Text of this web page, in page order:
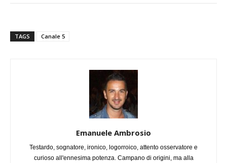
TAGS Canale 5
Emanuele Ambrosio
Testardo, sognatore, ironico, logorroico, attento osservatore e
curioso all'ennesima potenza. Campano di origini, ma alla